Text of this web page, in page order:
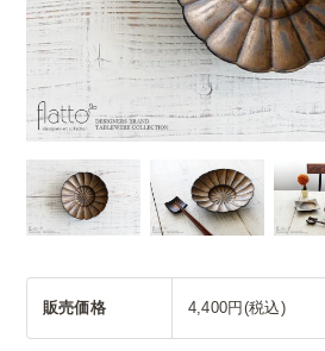
販売価格 4,400円(税込)